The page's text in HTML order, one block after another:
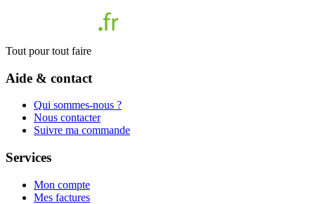
Tout pour tout faire
Aide & contact
Qui sommes-nous ?
Nous contacter
Suivre ma commande
Services
Mon compte
Mes factures